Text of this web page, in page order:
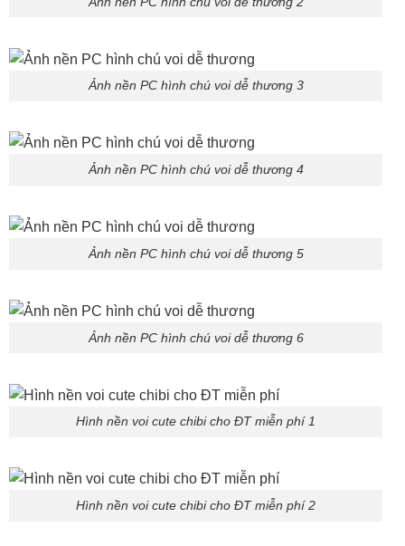
Ảnh nền PC hình chú voi dễ thương 3
Ảnh nền PC hình chú voi dễ thương 4
Ảnh nền PC hình chú voi dễ thương 5
Ảnh nền PC hình chú voi dễ thương 6
Hình nền voi cute chibi cho ĐT miễn phí 1
Hình nền voi cute chibi cho ĐT miễn phí 2